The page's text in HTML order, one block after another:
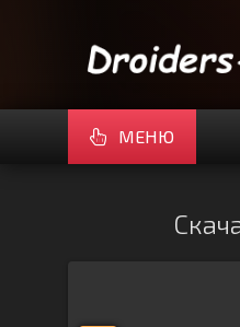
МЕНЮ